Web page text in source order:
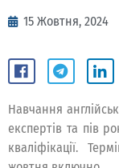
15 Жовтня, 2024
Навчання
експертів та пів
кваліфікації.